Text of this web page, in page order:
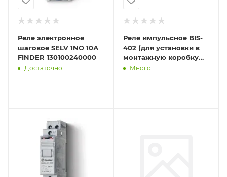
Реле электронное
шаговое SELV 1NO 10А
FINDER 130100240000
Достаточно
Реле импульсное BIS-
402 (для установки в
монтажную коробку
230В 8А 1Z IP40) F&F
Много